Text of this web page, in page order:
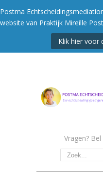
Postma
website van Praktijk Mireille
Klik hier voor
Vragen?